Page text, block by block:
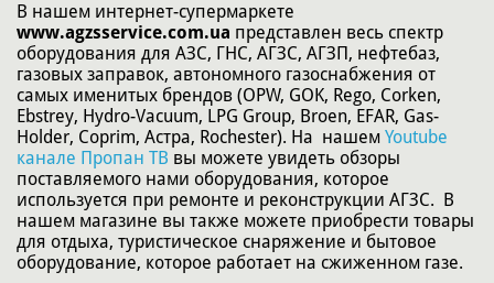
В нашем интернет-супермаркете
www.agzsservice.com.ua представлен весь спектр
оборудования для АЗС, ГНС, АГЗС, АГЗП, нефтебаз,
газовых заправок, автономного газоснабжения от
самых именитых брендов (OPW, GOK, Rego, Corken,
Ebstrey, Hydro-Vacuum, LPG Group, Broen, EFAR, Gas-
Holder, Coprim, Астра, Rochester). На нашем Youtube
канале Пропан ТВ вы можете увидеть обзоры
поставляемого нами оборудования, которое
используется при ремонте и реконструкции АГЗС. В
нашем магазине вы также можете приобрести товары
для отдыха, туристическое снаряжение и бытовое
оборудование, которое работает на сжиженном газе.